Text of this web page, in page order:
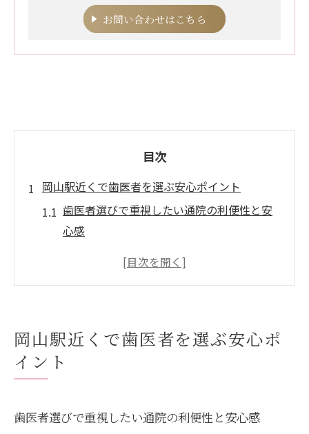
お問い合わせはこちら
目次
岡山駅近くで歯医者を選ぶ安心ポイント
歯医者選びで重視したい通院の利便性と安
心感
岡山駅近くの歯医者に通う経済的メリット
歯医者の治療内容と費用説明を丁寧に確認
歯医者選びに悩んだら駅近を活用する方法
岡山駅近くで歯医者を選ぶ安心ポ
イント
歯医者選びで重視したい通院の利便性と安心感